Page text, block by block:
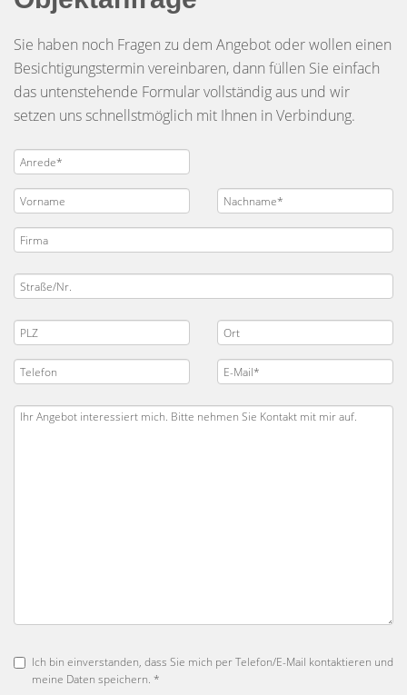
Sie haben noch Fragen zu dem Angebot oder wollen einen
Besichtigungstermin vereinbaren, dann füllen Sie einfach
das untenstehende Formular vollständig aus und wir
setzen uns schnellstmöglich mit Ihnen in Verbindung.
Ich bin einverstanden, dass Sie mich per Telefon/E-Mail kontaktieren und
meine Daten speichern. *